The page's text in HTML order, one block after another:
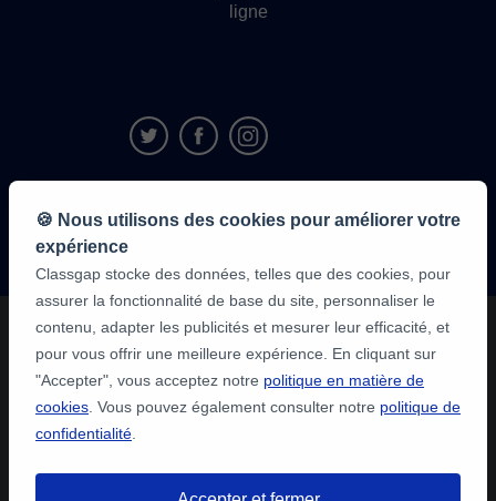
ligne
9,6/10
avis
🍪 Nous utilisons des cookies pour améliorer votre
expérience
Classgap stocke des données, telles que des cookies, pour
assurer la fonctionnalité de base du site, personnaliser le
contenu, adapter les publicités et mesurer leur efficacité, et
pour vous offrir une meilleure expérience. En cliquant sur
"Accepter", vous acceptez notre politique en matière de
cookies . Vous pouvez également consulter notre politique de
confidentialité